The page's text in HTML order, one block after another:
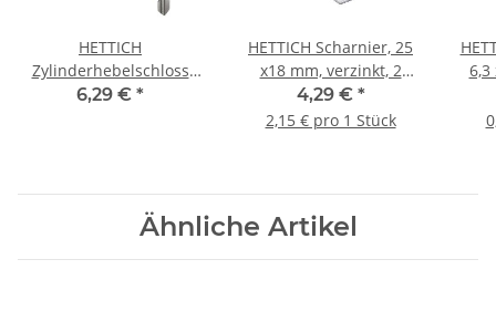
HETTICH
Zylinderhebelschloss
mit gekröpftem Riegel,
6,29 € *
HETTICH Scharnier, 25
x18 mm, verzinkt, 2
Stück
4,29 € *
2,15 € pro 1 Stück
6,3
Ähnliche Artikel